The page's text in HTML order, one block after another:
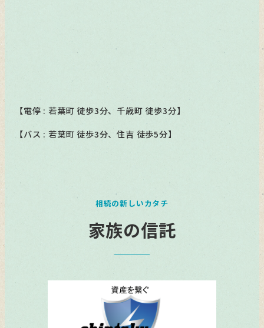
【電停 : 若葉町 徒歩3分、千歳町 徒歩3分】
【バス : 若葉町 徒歩3分、住吉 徒歩5分】
相続の新しいカタチ
家族の信託